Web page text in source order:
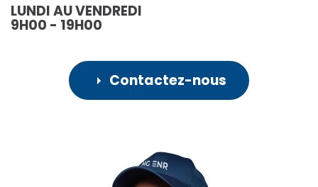
LUNDI AU VENDREDI
9H00 - 19H00
Contactez-nous